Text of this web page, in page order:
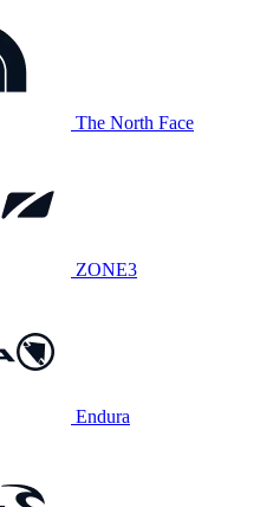
The North Face
ZONE3
Endura